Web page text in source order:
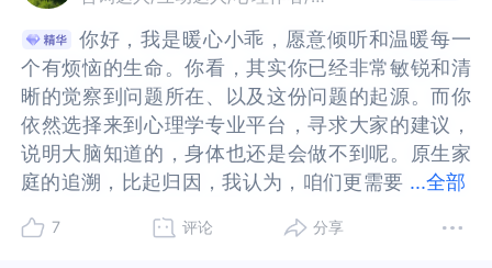
幼稚的行为方式来降低焦虑，以启动自我保护的心
理防御机制让自己一直压抑的诉求得到满足。心理
学上还有一个“镜像效应”，它会扭曲人们对关系的
认知。我们会把别人眼中的自己当成是“我的样
子”，并把自己个人的感受混淆成彼此双方的感受。
事实上，这种对他人感受的主观解读，恰恰是来源
于自己。我们是怎么想自己的，就会把这种想法硬
方式来降低焦虑，以启动自我保护的心理防御机制
让自己一直压抑的诉求得到满足。心理学上还有一
个“镜像效应”，它会扭曲人们对关系的认知。我们
会把别人眼中的自己当成是“我的样子”，并把自己
个人的感受混淆成彼此双方的感受。事实上，这种
对他人感受的主观解读，恰恰是来源于自己。我们
是怎么想自己的，就会把这种想法硬塞到和我们相
[3]遇到复杂工作，先在心里把要沟通的内容拆成三
句话，第一句说现状，第二句说你的做法，第三句
说需要对方做什么，写在小纸条上或者备忘录里，
照着念也行，这样不用现场组织语言，减少卡壳的
焦虑。还有个小技巧，把"解释"重新定义为"省事
儿"，你现在不解释，后面返工更烦，想通这一点，
前期多说两句反而轻松，就像你现在宁可小时候被
妈说两句，也不想憋到现在来改，道理是一样的，
前期的小沟通，是后期的大省事。[4]允许自己有时
复杂工作，先在心里把要沟通的内容拆成三句话，
第一句说现状，第二句说你的做法，第三句说需要
对方做什么，写在小纸条上或者备忘录里，照着念
也行，这样不用现场组织语言，减少卡壳的焦虑。
还有个小技巧，把"解释"重新定义为"省事儿"，你现
在不解释，后面返工更烦，想通这一点，前期多说
两句反而轻松，就像你现在宁可小时候被妈说两
句，也不想憋到现在来改，道理是一样的，前期的
小沟通，是后期的大省事。[4]允许自己有时候就是
...全部
你好，我是暖心小乖，愿意倾听和温暖每一
个有烦恼的生命。你看，其实你已经非常敏锐和清
晰的觉察到问题所在、以及这份问题的起源。而你
依然选择来到心理学专业平台，寻求大家的建议，
说明大脑知道的，身体也还是会做不到呢。原生家
庭的追溯，比起归因，我认为，咱们更需要
力。所以，我想要邀请你一起，沿着这个思路一同
个有烦恼的生命。你看，其实你已经非常敏锐和清
晰的觉察到问题所在、以及这份问题的起源。而你
依然选择来到心理学专业平台，寻求大家的建议，
说明大脑知道的，身体也还是会做不到呢。原生家
庭的追溯，比起归因，我认为，咱们更需要的，是
以，我想要邀请你一起，沿着这个思路一同探索：
7 评论 分享